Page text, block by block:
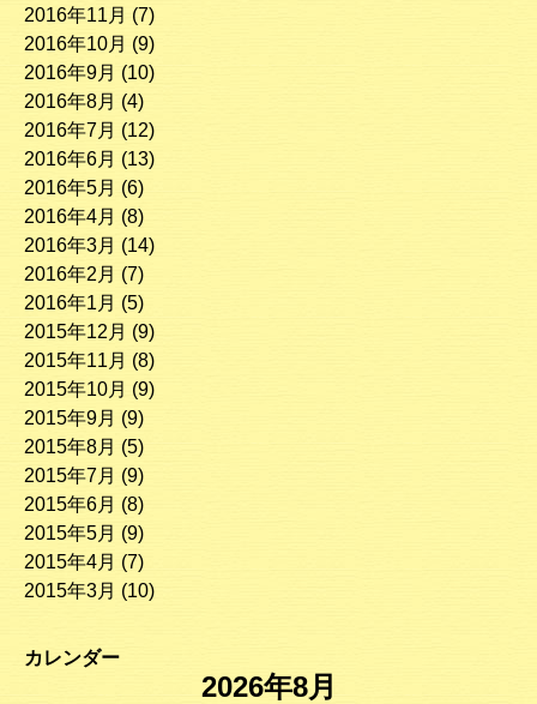
2016年11月 (7)
2016年10月 (9)
2016年9月 (10)
2016年8月 (4)
2016年7月 (12)
2016年6月 (13)
2016年5月 (6)
2016年4月 (8)
2016年3月 (14)
2016年2月 (7)
2016年1月 (5)
2015年12月 (9)
2015年11月 (8)
2015年10月 (9)
2015年9月 (9)
2015年8月 (5)
2015年7月 (9)
2015年6月 (8)
2015年5月 (9)
2015年4月 (7)
2015年3月 (10)
カレンダー
2026年8月